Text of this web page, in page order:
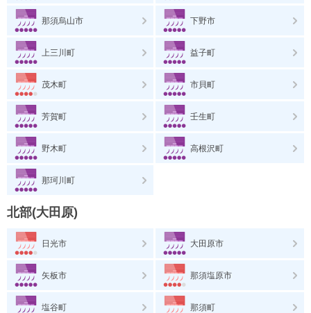
那須烏山市 下野市
上三川町 益子町
茂木町 市貝町
芳賀町 壬生町
野木町 高根沢町
那珂川町
北部(大田原)
日光市 大田原市
矢板市 那須塩原市
塩谷町 那須町